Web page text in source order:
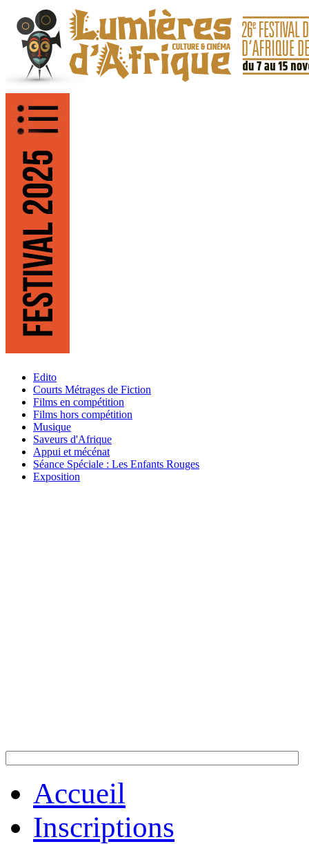
Edito
Courts Métrages de Fiction
Films en compétition
Films hors compétition
Musique
Saveurs d'Afrique
Appui et mécénat
Séance Spéciale : Les Enfants Rouges
Exposition
Accueil
Inscriptions